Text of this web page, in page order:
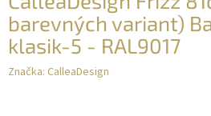
barevných variant)
klasik-5 - RAL9017
Značka: CalleaDesign